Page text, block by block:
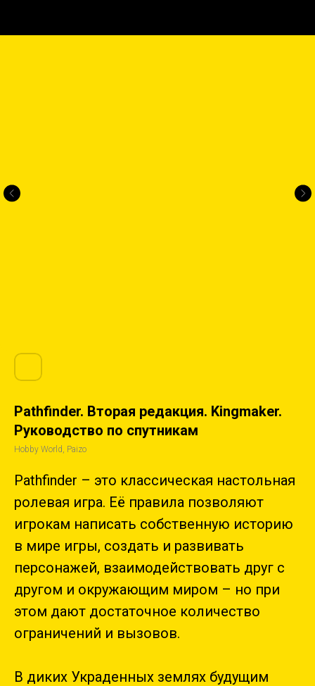
Pathfinder. Вторая редакция. Kingmaker.
Руководство по спутникам
Hobby World, Paizo
Pathfinder – это классическая настольная
ролевая игра. Её правила позволяют
игрокам написать собственную историю
в мире игры, создать и развивать
персонажей, взаимодействовать друг с
другом и окружающим миром – но при
этом дают достаточное количество
ограничений и вызовов.
В диких Украденных землях будущим